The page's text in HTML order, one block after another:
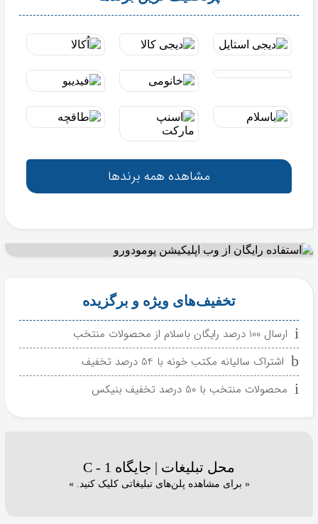
مشاهده همه برندها
تخفیف‌های ویژه و برگزیده
ارسال 100 درصد رایگان باسلام از محصولات منتخب
اشتراک سالیانه مکتب خونه با 54 درصد تخفیف
محصولات منتخب با 50 درصد تخفیف بنیکس
محل تبلیغات | جایگاه C - 1
« برای مشاهده پلن‌های تبلیغاتی کلیک کنید. »